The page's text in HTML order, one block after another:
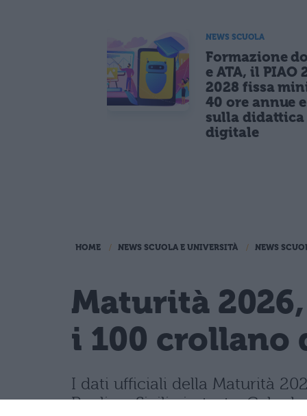
NEWS SCUOLA
Formazione
e ATA, il PIAO
2028 fissa
40 ore annue
sulla didattica
digitale
HOME NEWS SCUOLA E UNIVERSITÀ NEWS
Maturità
i 100 crollano
I dati ufficiali della Maturità
Puglia e Sicilia in testa. Cala